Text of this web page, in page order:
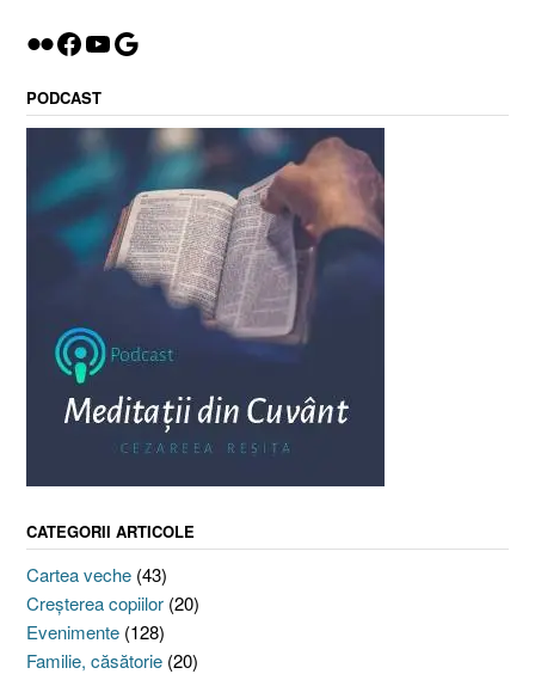
Flickr
Facebook
YouTube
Google
PODCAST
CATEGORII ARTICOLE
Cartea veche (43)
Creşterea copiilor (20)
Evenimente (128)
Familie, căsătorie (20)